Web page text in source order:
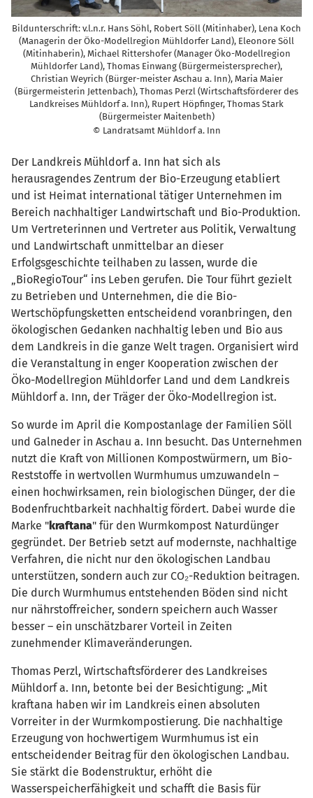
Bildunterschrift: v.l.n.r. Hans Söhl, Robert Söll (Mitinhaber), Lena Koch
(Managerin der Öko-Modellregion Mühldorfer Land), Eleonore Söll
(Mitinhaberin), Michael Rittershofer (Manager Öko-Modellregion
Mühldorfer Land), Thomas Einwang (Bürgermeistersprecher),
Christian Weyrich (Bürger-meister Aschau a. Inn), Maria Maier
(Bürgermeisterin Jettenbach), Thomas Perzl (Wirtschaftsförderer des
Landkreises Mühldorf a. Inn), Rupert Höpfinger, Thomas Stark
(Bürgermeister Maitenbeth)
© Landratsamt Mühldorf a. Inn
Der Landkreis Mühldorf a. Inn hat sich als
herausragendes Zentrum der Bio-Erzeugung etabliert
und ist Heimat international tätiger Unternehmen im
Bereich nachhaltiger Landwirtschaft und Bio-Produktion.
Um Vertreterinnen und Vertreter aus Politik, Verwaltung
und Landwirtschaft unmittelbar an dieser
Erfolgsgeschichte teilhaben zu lassen, wurde die
„BioRegioTour“ ins Leben gerufen. Die Tour führt gezielt
zu Betrieben und Unternehmen, die die Bio-
Wertschöpfungsketten entscheidend voranbringen, den
ökologischen Gedanken nachhaltig leben und Bio aus
dem Landkreis in die ganze Welt tragen. Organisiert wird
die Veranstaltung in enger Kooperation zwischen der
Öko-Modellregion Mühldorfer Land und dem Landkreis
Mühldorf a. Inn, der Träger der Öko-Modellregion ist.
So wurde im April die Kompostanlage der Familien Söll
und Galneder in Aschau a. Inn besucht. Das Unternehmen
nutzt die Kraft von Millionen Kompostwürmern, um Bio-
Reststoffe in wertvollen Wurmhumus umzuwandeln –
einen hochwirksamen, rein biologischen Dünger, der die
Bodenfruchtbarkeit nachhaltig fördert. Dabei wurde die
Marke " kraftana" für den Wurmkompost Naturdünger
gegründet. Der Betrieb setzt auf modernste, nachhaltige
Verfahren, die nicht nur den ökologischen Landbau
unterstützen, sondern auch zur CO₂-Reduktion beitragen.
Die durch Wurmhumus entstehenden Böden sind nicht
nur nährstoffreicher, sondern speichern auch Wasser
besser – ein unschätzbarer Vorteil in Zeiten
zunehmender Klimaveränderungen.
Thomas Perzl, Wirtschaftsförderer des Landkreises
Mühldorf a. Inn, betonte bei der Besichtigung: „Mit
kraftana haben wir im Landkreis einen absoluten
Vorreiter in der Wurmkompostierung. Die nachhaltige
Erzeugung von hochwertigem Wurmhumus ist ein
entscheidender Beitrag für den ökologischen Landbau.
Sie stärkt die Bodenstruktur, erhöht die
Wasserspeicherfähigkeit und schafft die Basis für